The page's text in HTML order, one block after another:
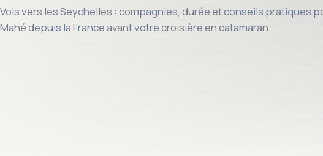
Vols vers les Seychelles : compagnies, durée et conseils pratiques
Mahé depuis la France avant votre croisière en catamaran.